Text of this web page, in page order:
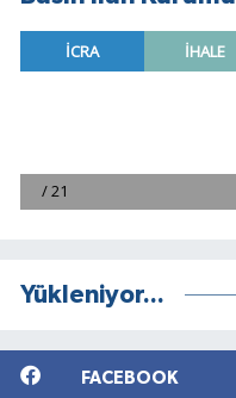
Yükleniyor...
FACEBOOK